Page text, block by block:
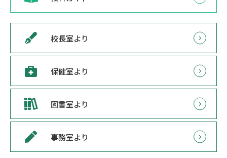
校長室より
保健室より
図書室より
事務室より